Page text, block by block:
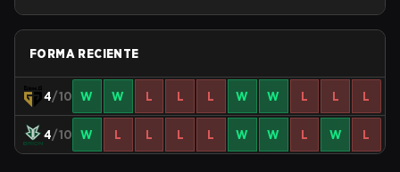
FORMA RECIENTE
4/10 W W L L L W W L L L
4/10 W L L L L W W L W L